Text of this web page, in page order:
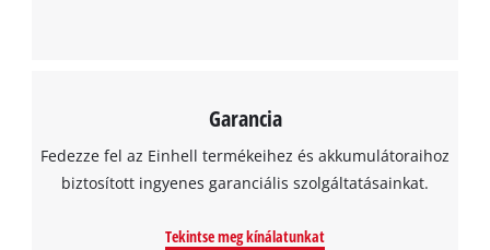
Garancia
Fedezze fel az Einhell termékeihez és akkumulátoraihoz
biztosított ingyenes garanciális szolgáltatásainkat.
Tekintse meg kínálatunkat